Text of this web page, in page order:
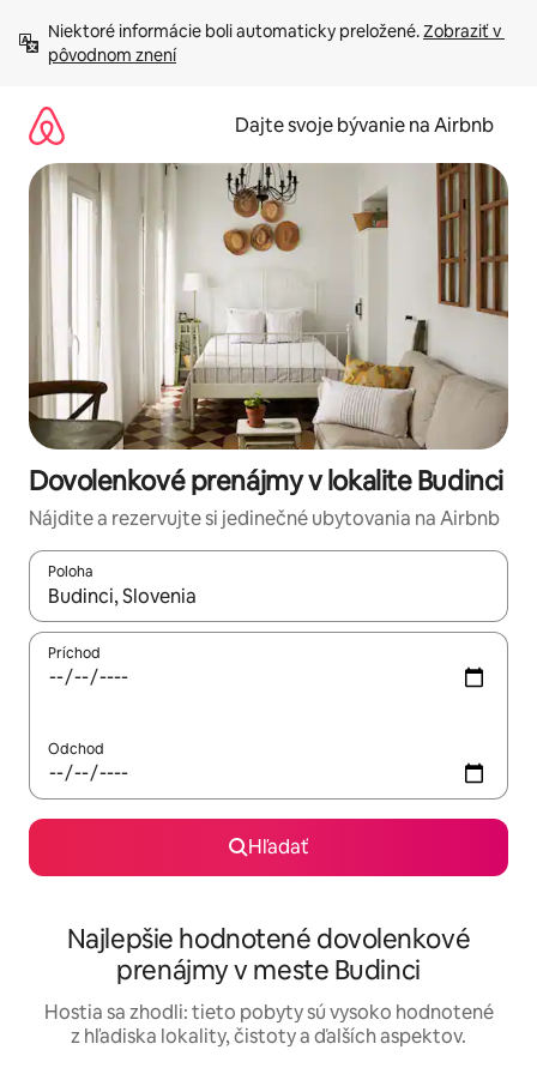
obsah.
Niektoré informácie boli automaticky preložené. Zobraziť v
pôvodnom znení
Dajte svoje bývanie na Airbnb
Dovolenkové prenájmy v lokalite Budinci
Nájdite a rezervujte si jedinečné ubytovania na Airbnb
Poloha
Keď budú výsledky k dispozícii, môžete si ich prechádzať
Príchod
Odchod
Hľadať
Najlepšie hodnotené dovolenkové
prenájmy v meste Budinci
Hostia sa zhodli: tieto pobyty sú vysoko hodnotené
z hľadiska lokality, čistoty a ďalších aspektov.